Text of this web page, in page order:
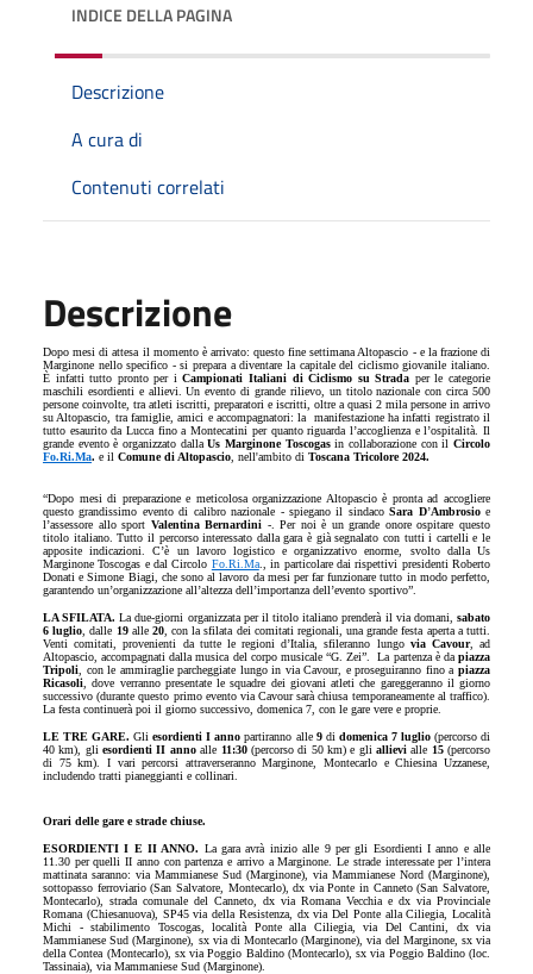
INDICE DELLA PAGINA
Descrizione
A cura di
Contenuti correlati
Descrizione
Dopo mesi di attesa il momento è arrivato: questo fine settimana Altopascio - e la frazione di
Marginone nello specifico - si prepara a diventare la capitale del ciclismo giovanile italiano.
È infatti tutto pronto per iCampionati Italiani di Ciclismo su Strada per le categorie
maschili esordienti e allievi. Un evento di grande rilievo, un titolo nazionale con circa 500
persone coinvolte, tra atleti iscritti, preparatori e iscritti, oltre a quasi 2 mila persone in arrivo
su Altopascio, tra famiglie, amici e accompagnatori: la
manifestazione ha infatti registrato il
tutto esaurito da Lucca fino a Montecatini per quanto riguarda l’accoglienza e l’ospitalità. Il
grande evento è organizzato dallaUs Marginone Toscogasin collaborazione con ilCircolo
Fo.Ri.Ma. e il Comune di Altopascio , nell'ambito di Toscana Tricolore 2024.
“Dopo mesi di preparazione e meticolosa organizzazione Altopascio è pronta ad accogliere
questo grandissimo evento di calibro nazionale - spiegano il sindacoSara D’Ambrosioe
l’assessore allo sport Valentina Bernardini -. Per noi è un grande onore ospitare questo
titolo italiano. Tutto il percorso interessato dalla gara è già segnalato con tutti i cartelli e le
apposite indicazioni. C’è un lavoro logistico e organizzativo enorme, svolto dalla Us
Marginone Toscogas e dal Circolo Fo.Ri.Ma., in particolare dai rispettivi presidenti Roberto
Donati e Simone Biagi, che sono al lavoro da mesi per far funzionare tutto in modo perfetto,
garantendo un’organizzazione all’altezza dell’importanza dell’evento sportivo”.
LA SFILATA. La due-giorni organizzata per il titolo italiano prenderà il via domani,sabato
6 luglio , dalle 19alle 20, con la sfilata dei comitati regionali, una grande festa aperta a tutti.
Venti comitati, provenienti da tutte le regioni d’Italia, sfileranno lungo via Cavour, ad
Altopascio, accompagnati dalla musica del corpo musicale “G. Zei”.
La partenza è dapiazza
Tripoli , con le ammiraglie parcheggiate lungo in via Cavour, e proseguiranno fino a piazza
Ricasoli , dove verranno presentate le squadre dei giovani atleti che gareggeranno il giorno
successivo (durante questo primo evento via Cavour sarà chiusa temporaneamente al traffico).
La festa continuerà poi il giorno successivo, domenica 7, con le gare vere e proprie.
LE TRE GARE. Gliesordienti I anno partiranno alle 9di domenica 7 luglio(percorso di
40 km), gliesordienti II annoalle 11:30(percorso di 50 km) e gli allievialle 15(percorso
di 75 km). I vari percorsi attraverseranno Marginone, Montecarlo e Chiesina Uzzanese,
includendo tratti pianeggianti e collinari.
Orari delle gare e strade chiuse.
ESORDIENTI I E II ANNO. La gara avrà inizio alle 9 per gli Esordienti I anno e alle
11.30 per quelli II anno con partenza e arrivo a Marginone. Le strade interessate per l’intera
mattinata saranno: via Mammianese Sud (Marginone), via Mammianese Nord (Marginone),
sottopasso ferroviario (San Salvatore, Montecarlo), dx via Ponte in Canneto (San Salvatore,
Montecarlo), strada comunale del Canneto, dx via Romana Vecchia e dx via Provinciale
Romana (Chiesanuova), SP45 via della Resistenza, dx via Del Ponte alla Ciliegia, Località
Michi - stabilimento Toscogas, località Ponte alla Ciliegia, via Del Cantini, dx via
Mammianese Sud (Marginone), sx via di Montecarlo (Marginone), via del Marginone, sx via
della Contea (Montecarlo), sx via Poggio Baldino (Montecarlo), sx via Poggio Baldino (loc.
Tassinaia), via Mammaniese Sud (Marginone).